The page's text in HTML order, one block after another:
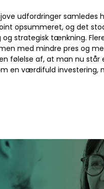
udfordringer samledes
opsummeret, og det
strategisk tænkning.
med mindre pres og
følelse af, at man nu
en værdifuld investering,